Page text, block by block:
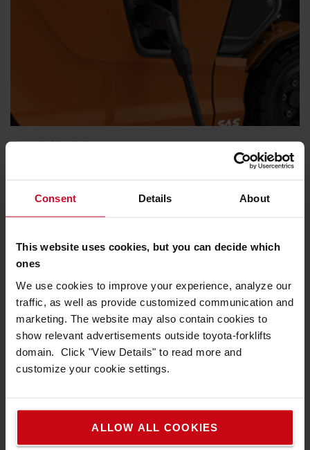
Consent Details About
This website uses cookies, but you can decide which
ones
We use cookies to improve your experience, analyze our
traffic, as well as provide customized communication and
marketing. The website may also contain cookies to
show relevant advertisements outside toyota-forklifts
domain. Click "View Details" to read more and
customize your cookie settings.
ALLOW ALL COOKIES
Energieffektivitet
eller laddning av batterier.